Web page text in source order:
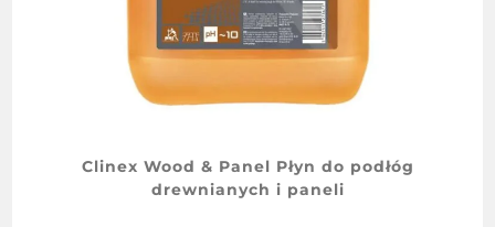
Clinex Wood & Panel Płyn do podłóg
drewnianych i paneli